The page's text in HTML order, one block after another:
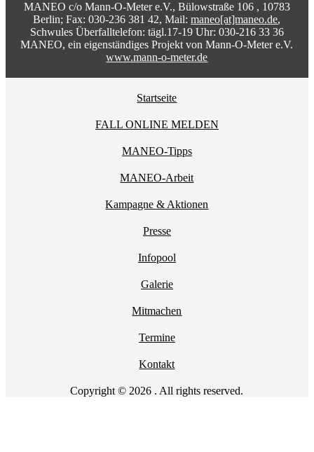
MANEO c/o Mann-O-Meter e.V., Bülowstraße 106 , 10783
Berlin; Fax: 030-236 381 42, Mail:maneo[at]maneo.de,
Schwules Überfalltelefon: tägl.17-19 Uhr: 030-216 33 36
MANEO, ein eigenständiges Projekt von Mann-O-Meter e.V.
www.mann-o-meter.de
Startseite
FALL ONLINE MELDEN
MANEO-Tipps
MANEO-Arbeit
Kampagne & Aktionen
Presse
Infopool
Galerie
Mitmachen
Termine
Kontakt
Copyright © 2026 . All rights reserved.